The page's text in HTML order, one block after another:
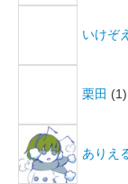
いけぞえ
栗田 (1)
ありえ